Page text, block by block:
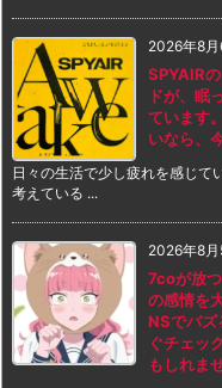
2026年8月
SPYAIR
ドが、眠
ています
いなら、
日々の生活で少し疲れを感じて
考えている ...
2026年8月
7coが放
の感情を
NSでバズ
ぐチェッ
もしれま